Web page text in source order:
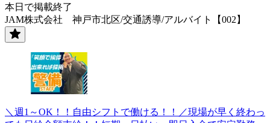
本日で掲載終了
JAM株式会社 神戸市北区/交通誘導/アルバイト【002】
＼週1～OK！！自由シフトで働ける！！／現場が早く終わっ